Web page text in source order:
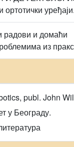
ортотички
радови и домаћи
из
publ. John
у Београду.